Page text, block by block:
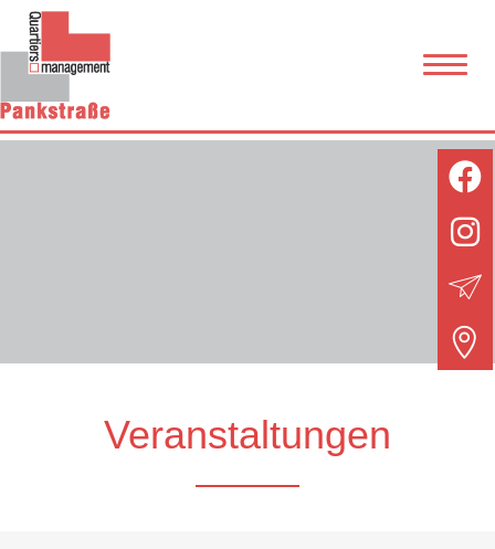
Veranstaltungen